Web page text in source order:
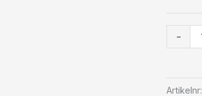
-
Artikelnr: